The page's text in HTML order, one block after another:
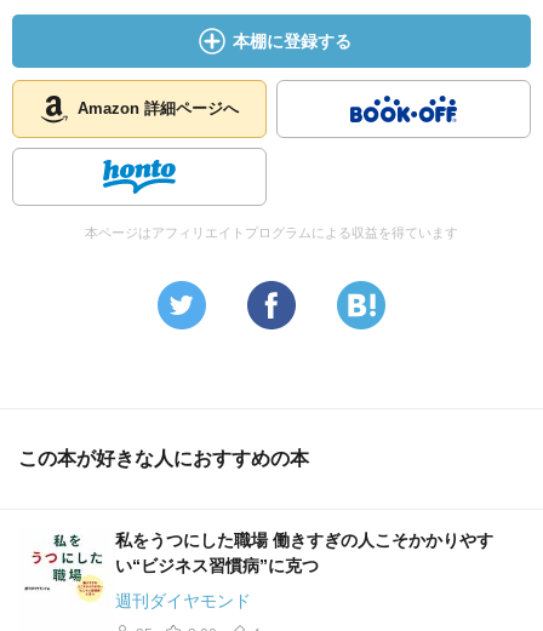
傾聴のスキルについての説明と
現場での勘違いとか理解のなさ
承認欲求がみたされていないのは上司も部下も同じ。で
も、自分が相手のそれを満たしていないとは全く思ってい
ないし、良かれと思ってやっている。そして相手が勘違い
していることもまたお互いわかっている。だから、何も変
本棚に登録する
Amazon 詳細ページへ
本ページはアフィリエイトプログラムによる収益を得ています
この本が好きな人におすすめの本
私をうつにした職場 働きすぎの人こそかかりやす
い“ビジネス習慣病”に克つ
週刊ダイヤモンド